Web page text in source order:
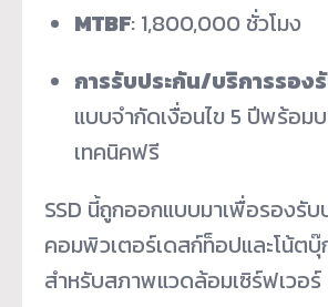
MTBF: 1,800,000 ชั่วโมง
การรับประกัน/บริการรอง
แบบจำกัดเงื่อนไข 5 ปีพร้อม
เทคนิคฟรี
SSD นี้ถูกออกแบบมาเพื่อรองรั
คอมพิวเตอร์เดสก์ท็อปและโน้ตบุ๊
สำหรับสภาพแวดล้อมเซิร์ฟเวอร์